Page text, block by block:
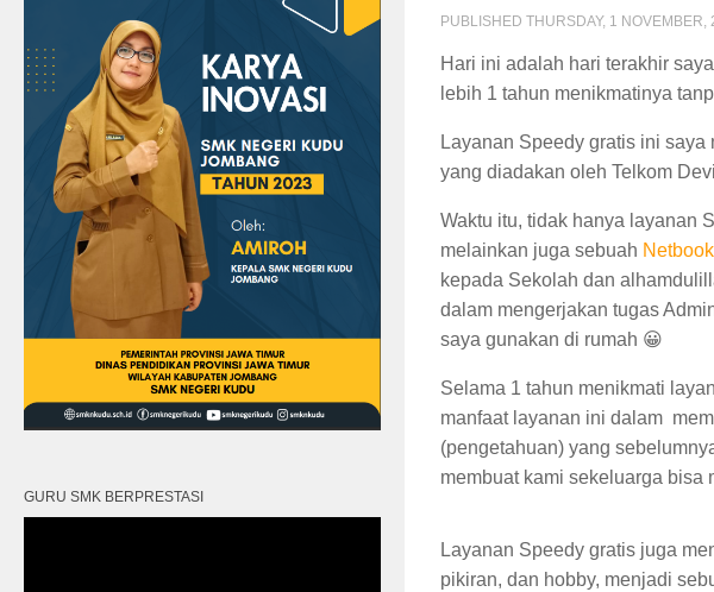
PUBLISHED THURSDAY, 1 NOVEMBER,
Hari ini adalah hari terakhir
lebih 1 tahun menikmatinya
Layanan Speedy gratis ini
yang diadakan oleh Telkom
Waktu itu, tidak hanya layanan
melainkan juga sebuah
kepada Sekolah dan
dalam mengerjakan tugas
saya gunakan di rumah 😀
Selama 1 tahun menikmati
manfaat layanan ini dalam
(pengetahuan) yang
membuat kami sekeluarga bisa
Layanan Speedy gratis juga
pikiran, dan hobby, menjadi
GURU SMK BERPRESTASI